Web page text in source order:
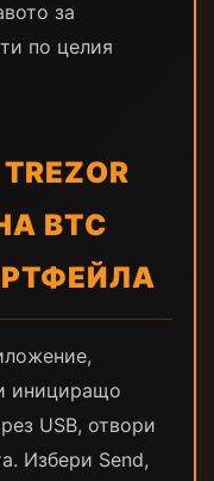
за
по целия
BTC
инициращо
USB, отвори
Избери Send,